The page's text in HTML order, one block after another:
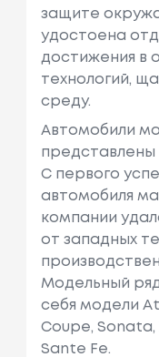
защите
удостоена
достижения в
технологий,
среду.
Автомобили
представлены
C первого
автомобиля
компании
от западных
Модельный
себя модели
Coupe, Sonata,
Sante Fe.